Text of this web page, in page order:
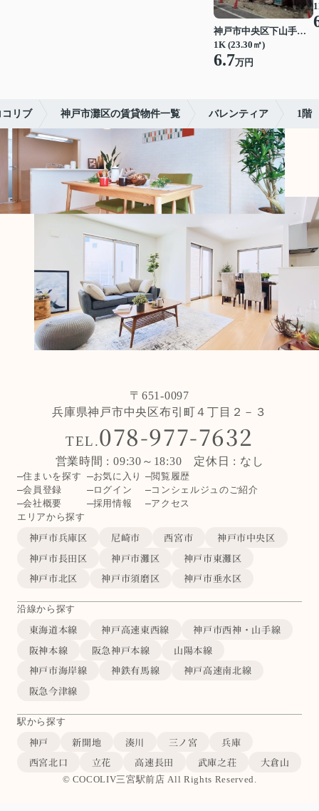
神戸市中央区下山手通７丁目
1K (23.30㎡)
6.7万円
リブ 神戸市灘区の賃貸物件一覧 バレンティア 1階
〒651-0097
兵庫県神戸市中央区布引町４丁目２－３
TEL.078-977-7632
営業時間 : 09:30～18:30 定休日 : なし
住まいを探す お気に入り
閲覧履歴
会員登録
ログイン
コンシェルジュのご紹介
会社概要
採用情報
アクセス
エリアから探す
神戸市兵庫区 尼崎市 西宮市
神戸市中央区
神戸市長田区
神戸市灘区
神戸市東灘区
神戸市北区
神戸市須磨区 神戸市垂水区
沿線から探す
東海道本線 神戸高速東西線
神戸市西神・山手線
阪神本線
阪急神戸本線
山陽本線
神戸市海岸線
神鉄有馬線
神戸高速南北線
阪急今津線
駅から探す
神戸 新開地 湊川 三ノ宮
兵庫
西宮北口
立花 高速長田 武庫之荘 大倉山
© COCOLIV三宮駅前店 All Rights Reserved.